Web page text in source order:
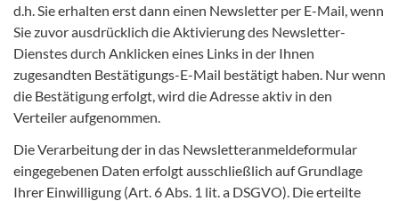
d.h. Sie erhalten erst dann einen Newsletter per E-Mail, wenn
Sie zuvor ausdrücklich die Aktivierung des Newsletter-
Dienstes durch Anklicken eines Links in der Ihnen
zugesandten Bestätigungs-E-Mail bestätigt haben. Nur wenn
die Bestätigung erfolgt, wird die Adresse aktiv in den
Verteiler aufgenommen.
Die Verarbeitung der in das Newsletteranmeldeformular
eingegebenen Daten erfolgt ausschließlich auf Grundlage
Ihrer Einwilligung (Art. 6 Abs. 1 lit. a DSGVO). Die erteilte